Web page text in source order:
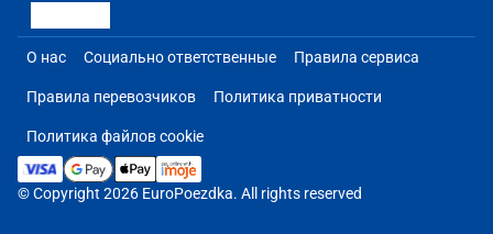
О нас Социально ответственные Правила сервиса
Правила перевозчиков Политика приватности
Политика файлов cookie
© Copyright 2026 EuroPoezdka. All rights reserved